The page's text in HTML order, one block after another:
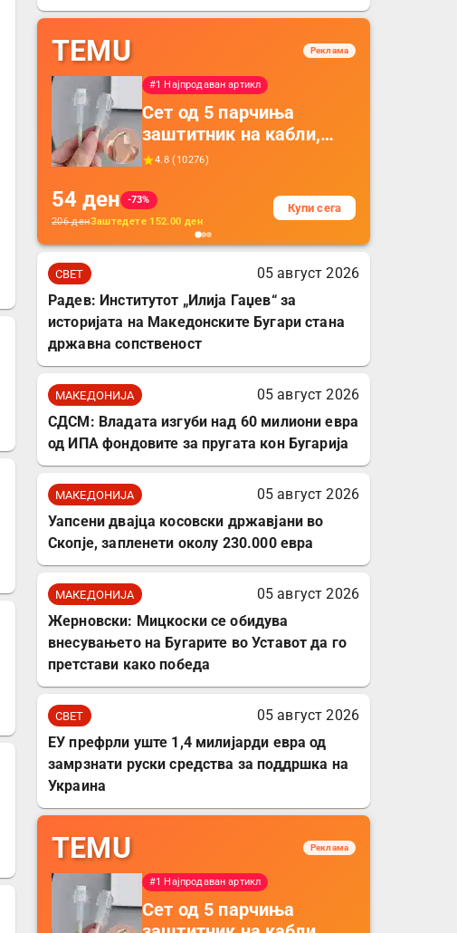
TEMU Реклама
#1 Најпродаван артикл
Сет од 5 парчиња
заштитник на кабли,
прекривка за заштита
додатоци за заштита на
кабли, без батерија, за
мобилни телефони,
комплет за заштита на
4.8 (10276)
54 ден
-73%
206денЗаштедете 152.00 ден
Купи сега
СВЕТ
05 август 2026
Радев: Институтот „Илија Гаџев“ за
историјата на Македонските Бугари стана
државна сопственост
МАКЕДОНИЈА
05 август 2026
СДСМ: Владата изгуби над 60 милиони евра
од ИПА фондовите за пругата кон Бугарија
МАКЕДОНИЈА
05 август 2026
Уапсени двајца косовски државјани во
Скопје, запленети околу 230.000 евра
МАКЕДОНИЈА
05 август 2026
Жерновски: Мицкоски се обидува
внесувањето на Бугарите во Уставот да го
претстави како победа
СВЕТ
05 август 2026
ЕУ префрли уште 1,4 милијарди евра од
замрзнати руски средства за поддршка на
Украина
TEMU Реклама
#1 Најпродаван артикл
Сет од 5 парчиња